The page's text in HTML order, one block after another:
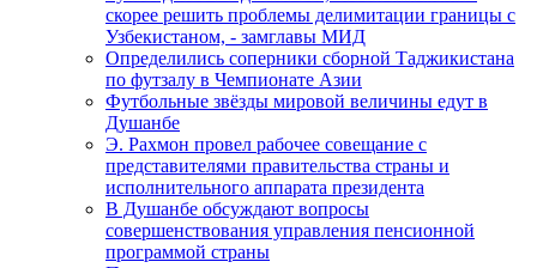
скорее решить проблемы делимитации границы с
Узбекистаном, - замглавы МИД
Определились соперники сборной Таджикистана
по футзалу в Чемпионате Азии
Футбольные звёзды мировой величины едут в
Душанбе
Э. Рахмон провел рабочее совещание с
представителями правительства страны и
исполнительного аппарата президента
В Душанбе обсуждают вопросы
совершенствования управления пенсионной
программой страны